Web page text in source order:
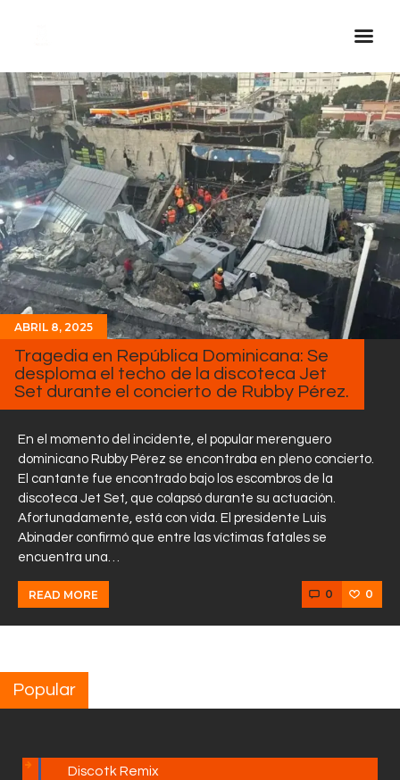
Inicio Real FM
Streaming
En Vivo
Descarga La APP
Programas
Noticias
Equipo
Sobre Nosotros
Contactos
ABRIL 8, 2025
Tragedia en República Dominicana: Se
desploma el techo de la discoteca Jet
Set durante el concierto de Rubby Pérez.
En el momento del incidente, el popular merenguero
dominicano Rubby Pérez se encontraba en pleno concierto.
El cantante fue encontrado bajo los escombros de la
discoteca Jet Set, que colapsó durante su actuación.
Afortunadamente, está con vida. El presidente Luis
Abinader confirmó que entre las víctimas fatales se
encuentra una…
READ MORE 0 0
Popular
Discotk Remix